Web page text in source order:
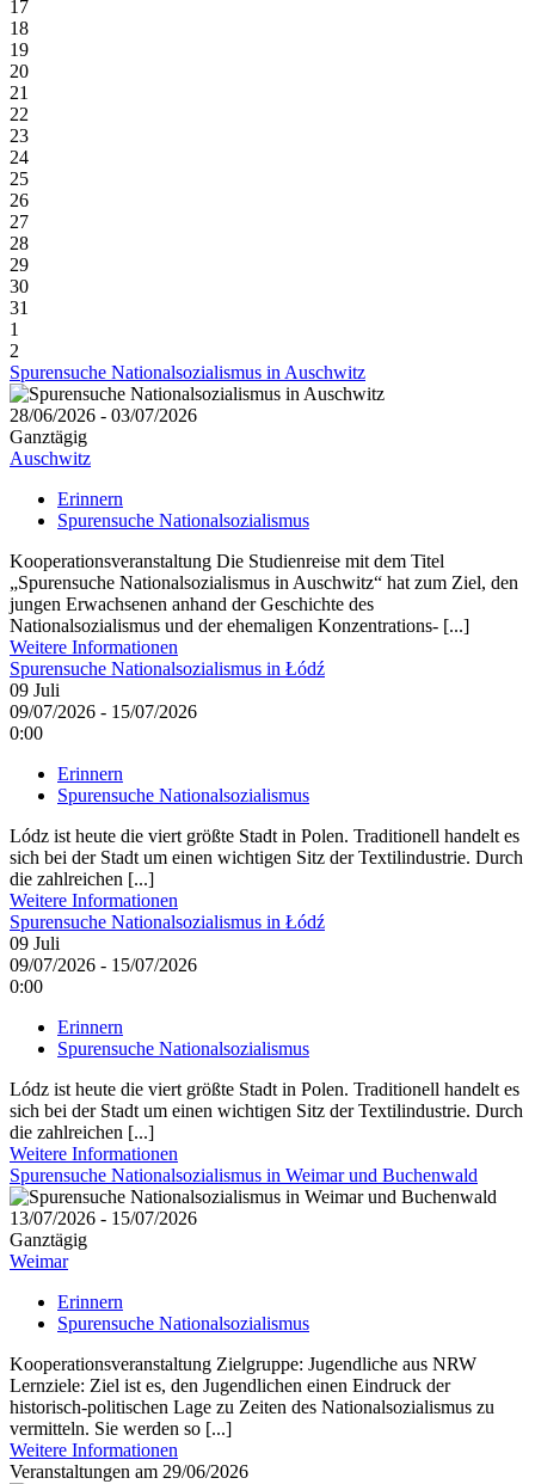
17
18
19
20
21
22
23
24
25
26
27
28
29
30
31
1
2
Spurensuche Nationalsozialismus in Auschwitz
28/06/2026 - 03/07/2026
Ganztägig
Auschwitz
Erinnern
Spurensuche Nationalsozialismus
Kooperationsveranstaltung Die Studienreise mit dem Titel
„Spurensuche Nationalsozialismus in Auschwitz“ hat zum Ziel, den
jungen Erwachsenen anhand der Geschichte des
Nationalsozialismus und der ehemaligen Konzentrations- [...]
Weitere Informationen
Spurensuche Nationalsozialismus in Łódź
09 Juli
09/07/2026 - 15/07/2026
0:00
Erinnern
Spurensuche Nationalsozialismus
Lódz ist heute die viert größte Stadt in Polen. Traditionell handelt es
sich bei der Stadt um einen wichtigen Sitz der Textilindustrie. Durch
die zahlreichen [...]
Weitere Informationen
Spurensuche Nationalsozialismus in Łódź
09 Juli
09/07/2026 - 15/07/2026
0:00
Erinnern
Spurensuche Nationalsozialismus
Lódz ist heute die viert größte Stadt in Polen. Traditionell handelt es
sich bei der Stadt um einen wichtigen Sitz der Textilindustrie. Durch
die zahlreichen [...]
Weitere Informationen
Spurensuche Nationalsozialismus in Weimar und Buchenwald
13/07/2026 - 15/07/2026
Ganztägig
Weimar
Erinnern
Spurensuche Nationalsozialismus
Kooperationsveranstaltung Zielgruppe: Jugendliche aus NRW
Lernziele: Ziel ist es, den Jugendlichen einen Eindruck der
historisch-politischen Lage zu Zeiten des Nationalsozialismus zu
vermitteln. Sie werden so [...]
Weitere Informationen
Veranstaltungen am 29/06/2026